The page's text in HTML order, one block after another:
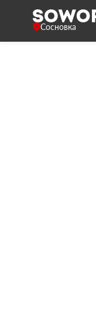
Сосновка